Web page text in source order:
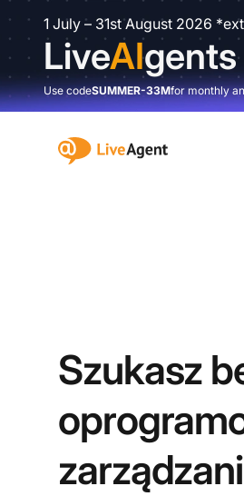
1 July – 31st August 2026
LiveAI
Use codeSUMMER-33Mfor monthly
:site.title
Szukasz